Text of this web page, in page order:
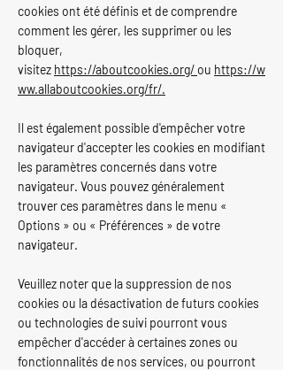
cookies ont été définis et de comprendre
comment les gérer, les supprimer ou les
bloquer,
visitez https://aboutcookies.org/ ou https://w
ww.allaboutcookies.org/fr/.
Il est également possible d'empêcher votre
navigateur d'accepter les cookies en modifiant
les paramètres concernés dans votre
navigateur. Vous pouvez généralement
trouver ces paramètres dans le menu «
Options » ou « Préférences » de votre
navigateur.
Veuillez noter que la suppression de nos
cookies ou la désactivation de futurs cookies
ou technologies de suivi pourront vous
empêcher d'accéder à certaines zones ou
fonctionnalités de nos services, ou pourront